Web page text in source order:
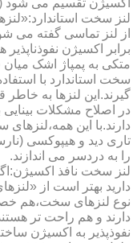
لنز سخت
از لنز تماسی گفته می
برابر اکسیژن
متکی به پمپاژ اشک میان
سخت استاندارد با
گیرند.این لنزها به
در اصلاح مشکلات
دارند.با این
تاری دید و هیپوکسی
را به دردسر می اندازند.
لنز سخت نافذ
دارید بهتر است از
نوع لنزهای سخت،هم
دارند و هم راحت تر